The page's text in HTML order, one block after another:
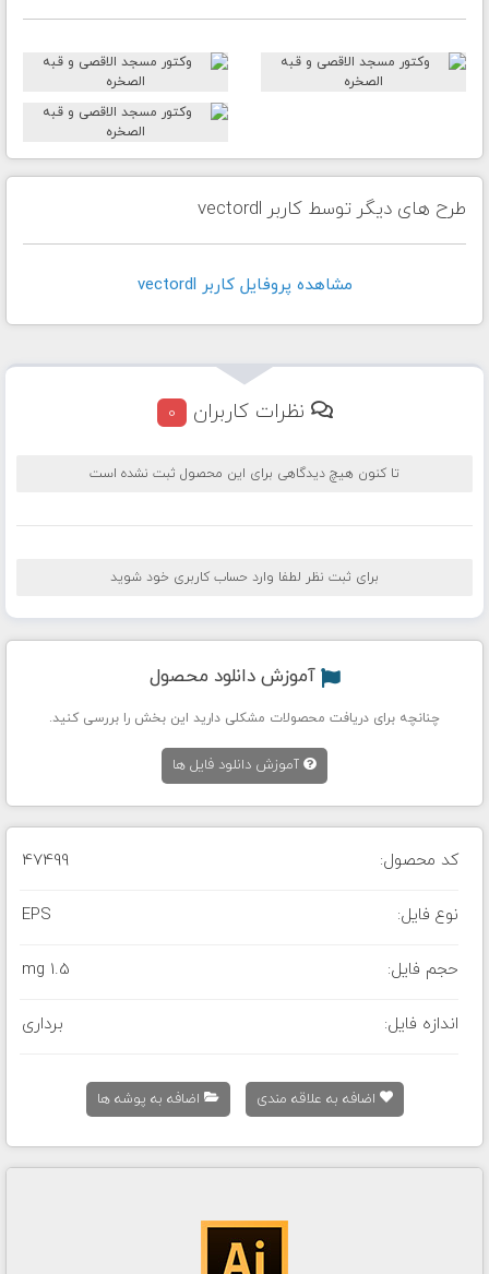
طرح های دیگر توسط کاربر vectordl
مشاهده پروفايل کاربر vectordl
نظرات کاربران 0
تا کنون هیچ دیدگاهی برای این محصول ثبت نشده است
برای ثبت نظر لطفا وارد حساب کاربری خود شوید
آموزش دانلود محصول
چنانچه برای دریافت محصولات مشکلی دارید این بخش را بررسی کنید.
آموزش دانلود فایل ها
کد محصول: 47499
نوع فایل: EPS
حجم فایل: 1.5 mg
اندازه فایل: برداری
اضافه به علاقه مندی اضافه به پوشه ها